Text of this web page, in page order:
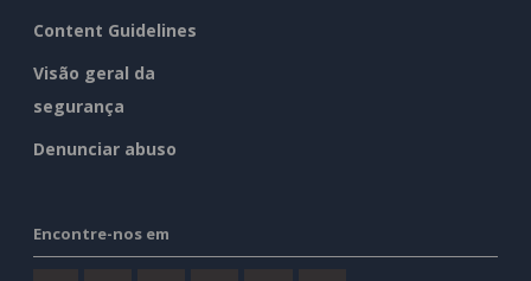
Content Guidelines
Visão geral da
segurança
Denunciar abuso
Encontre-nos em